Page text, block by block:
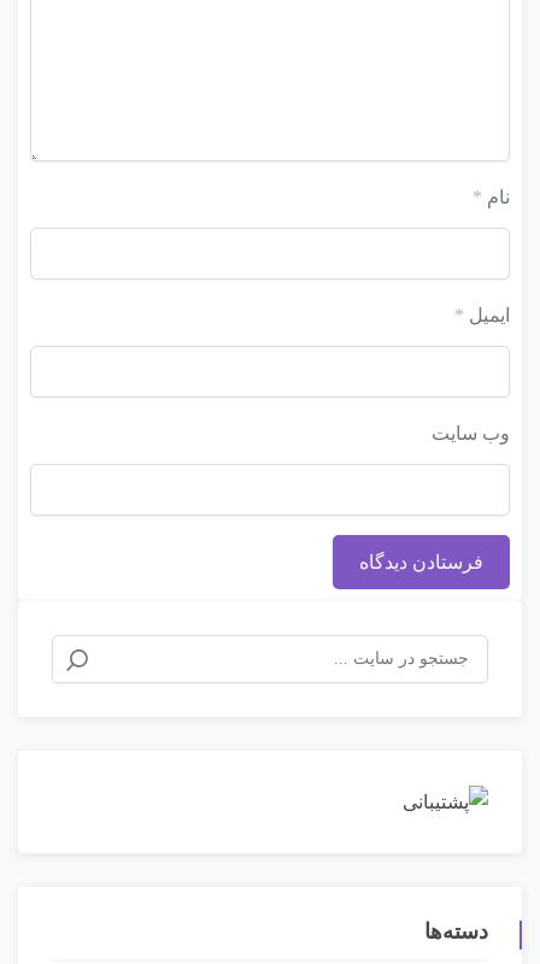
نام *
ایمیل *
وب‌ سایت
دسته‌ها